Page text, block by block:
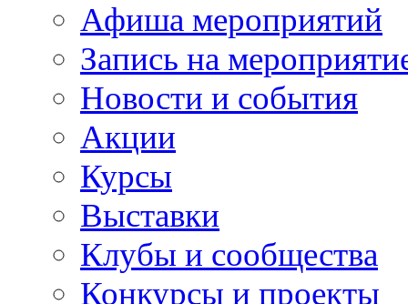
Афиша мероприятий
Запись на
Новости и события
Акции
Курсы
Выставки
Клубы и сообщества
Конкурсы и проекты